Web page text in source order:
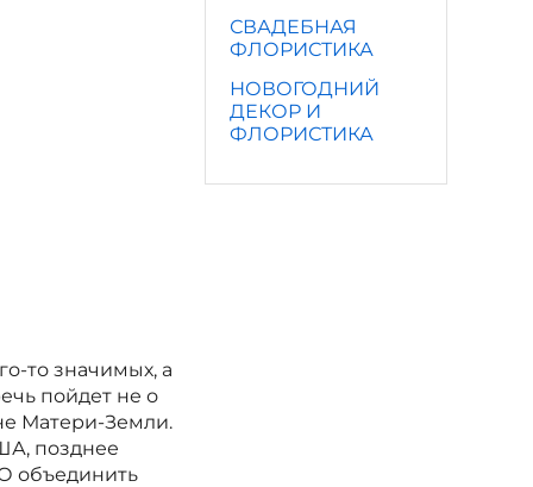
то значимых, а
пойдет не о
Матери-Земли.
позднее
объединить
СВАДЕБНАЯ
ФЛОРИСТИКА
НОВОГОДНИЙ
ДЕКОР И
ФЛОРИСТИКА